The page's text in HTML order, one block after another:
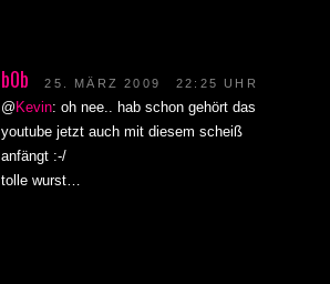
b0b 25. MÄRZ 2009 22:25 UHR
@ Kevin: oh nee.. hab schon gehört das
youtube jetzt auch mit diesem scheiß
anfängt :-/
tolle wurst…